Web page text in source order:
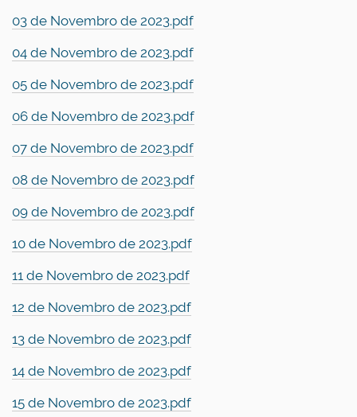
03 de Novembro de 2023.pdf
04 de Novembro de 2023.pdf
05 de Novembro de 2023.pdf
06 de Novembro de 2023.pdf
07 de Novembro de 2023.pdf
08 de Novembro de 2023.pdf
09 de Novembro de 2023.pdf
10 de Novembro de 2023.pdf
11 de Novembro de 2023.pdf
12 de Novembro de 2023.pdf
13 de Novembro de 2023.pdf
14 de Novembro de 2023.pdf
15 de Novembro de 2023.pdf